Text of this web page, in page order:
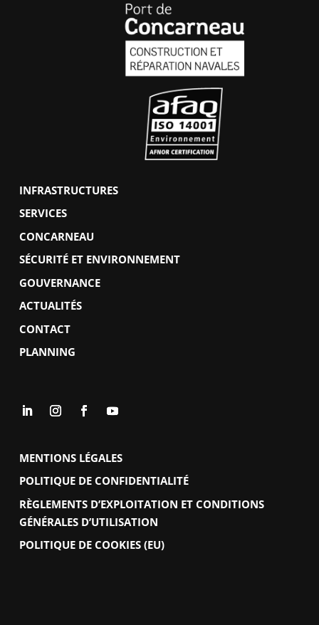
INFRASTRUCTURES
SERVICES
CONCARNEAU
SÉCURITÉ ET ENVIRONNEMENT
GOUVERNANCE
ACTUALITÉS
CONTACT
PLANNING
MENTIONS LÉGALES
POLITIQUE DE CONFIDENTIALITÉ
RÈGLEMENTS D’EXPLOITATION ET CONDITIONS
GÉNÉRALES D’UTILISATION
POLITIQUE DE COOKIES (EU)